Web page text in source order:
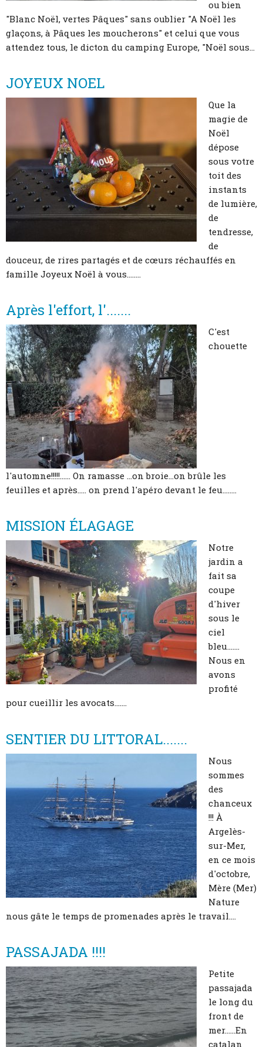
ou bien
"Blanc Noël, vertes Pâques" sans oublier "A Noël les
glaçons, à Pâques les moucherons" et celui que vous
attendez tous, le dicton du camping Europe, "Noël sous...
JOYEUX NOEL
Que la
magie de
Noël
dépose
sous votre
toit des
instants
de lumière,
de
tendresse,
de
douceur, de rires partagés et de cœurs réchauffés en
famille Joyeux Noël à vous........
Après l'effort, l'.......
C'est
chouette
l'automne!!!!!...... On ramasse ...on broie...on brûle les
feuilles et après..... on prend l'apéro devant le feu........
MISSION ÉLAGAGE
Notre
jardin a
fait sa
coupe
d'hiver
sous le
ciel
bleu.......
Nous en
avons
profité
pour cueillir les avocats.......
SENTIER DU LITTORAL.......
Nous
sommes
des
chanceux
!!! À
Argelès-
sur-Mer,
en ce mois
d'octobre,
Mère (Mer)
Nature
nous gâte le temps de promenades après le travail....
PASSAJADA !!!!
Petite
passajada
le long du
front de
mer......En
catalan